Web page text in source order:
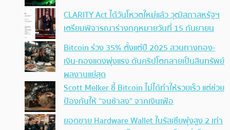
CLARITY Act ได้วันโหวตใหม่แล้ว วุฒิสภาสหรัฐฯ
เตรียมพิจารณาร่างกฎหมายวันที่ 15 กันยายน
Bitcoin ร่วง 35% ตั้งแต่ปี 2025 สวนทางทอง-
เงิน-ทองแดงพุ่งแรง ดันคริปโตกลายเป็นสินทรัพย์
ผลงานแย่สุด
Scott Melker ชี้ Bitcoin ไม่ได้ทำให้รวยเร็ว แต่ช่วย
ป้องกันให้ “จนช้าลง” จากเงินเฟ้อ
ยอดขาย Hardware Wallet ในรัสเซียพุ่งสูง 2 เท่า